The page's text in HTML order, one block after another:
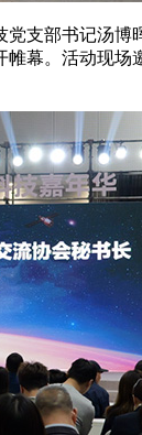
支部书记汤
幕。活动现